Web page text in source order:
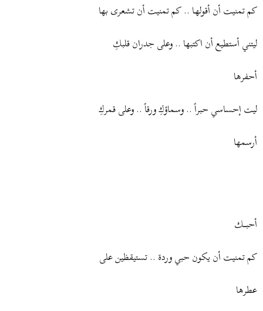
كم تمنيت أن أقولهـا .. كم تمنيت أن تشعرى بها
ليتني أستطيع أن اكتبها .. وعلى جدران قلبكِ
أحفرها
ليت إحساسي حبراً .. وسماؤكِ ورقاً .. وعلى قمركِ
أرسمها
أحبــــك
كم تمنيت أن يكون حبي وردة .. تستيقظين على
عطرها